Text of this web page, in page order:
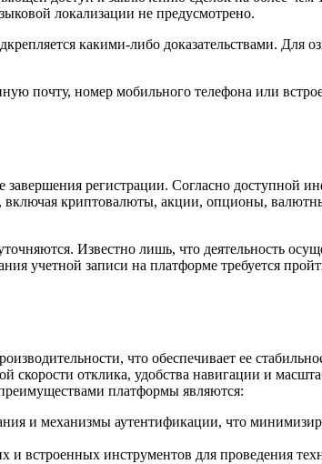
локализации не предусмотрено.
какими-либо доказательствами. Для
почту, номер мобильного телефона или
регистрации. Согласно доступной
включая криптовалюты, акции, опционы,
Известно лишь, что деятельность
учетной записи на платформе требуется
что обеспечивает ее
отклика, удобства навигации и
платформы являются:
и механизмы аутентификации, что
инструментов для проведения